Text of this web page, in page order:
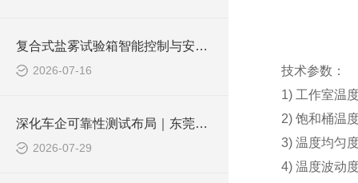
复合式盐雾试验箱智能控制与安全防护体系，匹配汽车标准化测试管控
2026-07-16
深化车企可靠性测试布局｜东莞皓天复合式盐雾腐蚀试验箱达成车企项目合作
2026-07-29
技术参数：
1) 工作室温
2) 饱和桶温
3) 温度均匀
4) 温度波动